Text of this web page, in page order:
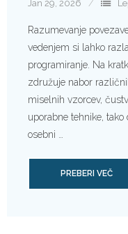
Jan 29, 2026
Razumevanje
vedenjem si lahko
programiranje. Na
združuje nabor
miselnih vzorcev,
uporabne tehnike,
osebni …
PREBERI VEČ